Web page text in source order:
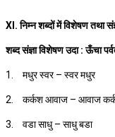
XI. निम्न शब्दों में विशेषण तथा
शब्द संज्ञा विशेषण उदा : ऊँचा
1. मधुर स्वर – स्वर मधुर
2. कर्कश आवाज – आवाज
3. वडा साधु – साधु बडा